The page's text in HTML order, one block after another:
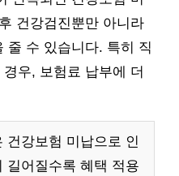
건강검진뿐만 아니라
줄 수 있습니다. 특히 직
우, 보험료 납부에 더
건강보험 미납으로 인
길어질수록 혜택 적용